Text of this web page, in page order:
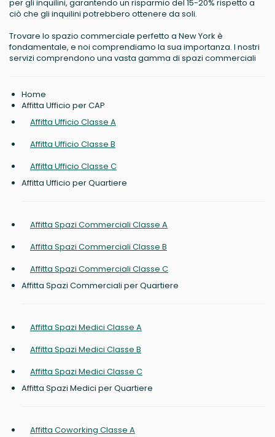
per gli inquilini, garantendo un risparmio del 15-20% rispetto a
ciò che gli inquilini potrebbero ottenere da soli.
Trovare lo spazio commerciale perfetto a New York è
fondamentale, e noi comprendiamo la sua importanza. I nostri
servizi comprendono una vasta gamma di spazi commerciali
Home
Affitta Ufficio per CAP
Affitta Ufficio Classe A
Affitta Ufficio Classe B
Affitta Ufficio Classe C
Affitta Ufficio per Quartiere
Affitta Spazi Commerciali Classe A
Affitta Spazi Commerciali Classe B
Affitta Spazi Commerciali Classe C
Affitta Spazi Commerciali per Quartiere
Affitta Spazi Medici Classe A
Affitta Spazi Medici Classe B
Affitta Spazi Medici Classe C
Affitta Spazi Medici per Quartiere
Affitta Coworking Classe A